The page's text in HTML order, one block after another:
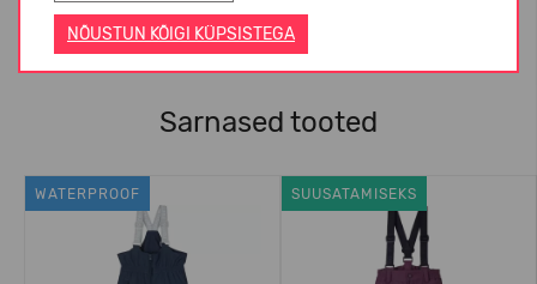
NÕUSTUN KÕIGI KÜPSISTEGA
KLIENTIDE ARVUSTUSED (0)
Sarnased tooted
WATERPROOF SUUSATAMISEKS